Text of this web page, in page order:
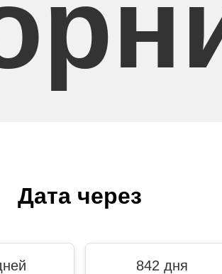
Дата через
842 дня